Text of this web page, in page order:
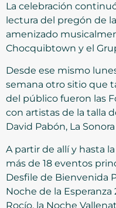
La celebración
lectura del pregón de
amenizado
Chocquibtown y el
Desde ese mismo
semana otro sitio que
del público fueron las
con artistas de la talla
David Pabón, La
A partir de allí y hasta
más de 18 eventos
Desfile de Bienvenida
Noche de la Esperanza
Rocío, la Noche